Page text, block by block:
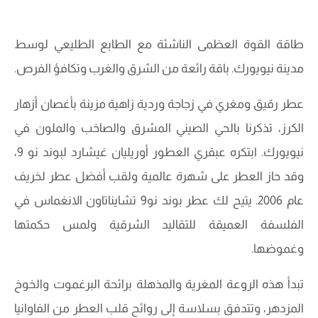
طاقة القوة العظمى الناشئة مع الطابع الطليعي لوسط
مدينة نيويورك. باقة رائعة من الشرق والغرب وتكافؤ الفرص.
عطر رقيق ومغري في زجاجة وردية زاهية مزينة بأغصان أزهار
الكرز، تذكرنا بالحي الصيني المشرق والصاخب والملون في
نيويورك. ابتكره عبقري العطور أوريليان غيشارد لبوند نو 9،
وقد حاز العطر على شهرة عالمية ولقب أفضل عطر لخريف
عام 2006. يتيح لك عطر بوند نو9 تشايناتاون الانغماس في
الفلسفة العميقة للتقاليد الشرقية ولمس حكمتها
وغموضها.
تبدأ هذه الروعة المغرية والمذهلة برائحة البرغموت والخوخ
المزدهر، وتتدفق بسلاسة إلى روائح قلب العطر من الفاوانيا